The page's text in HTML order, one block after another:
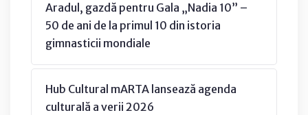
Aradul, gazdă pentru Gala „Nadia 10” –
50 de ani de la primul 10 din istoria
gimnasticii mondiale
Hub Cultural mARTA lansează agenda
culturală a verii 2026